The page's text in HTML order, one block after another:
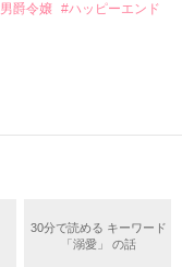
爵令嬢 #ハッピーエンド
っていた。
団長だと判明した。
30分で読める キーワード
「溺愛」 の話